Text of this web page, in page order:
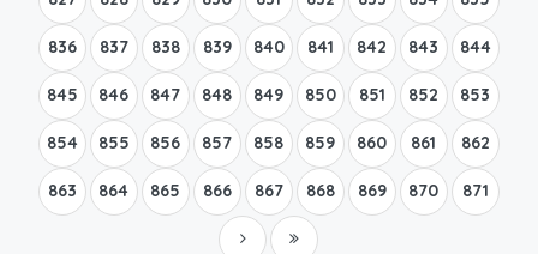
836 837 838 839 840 841 842 843 844
845 846 847 848 849 850 851 852 853
854 855 856 857 858 859 860 861 862
863 864 865 866 867 868 869 870 871